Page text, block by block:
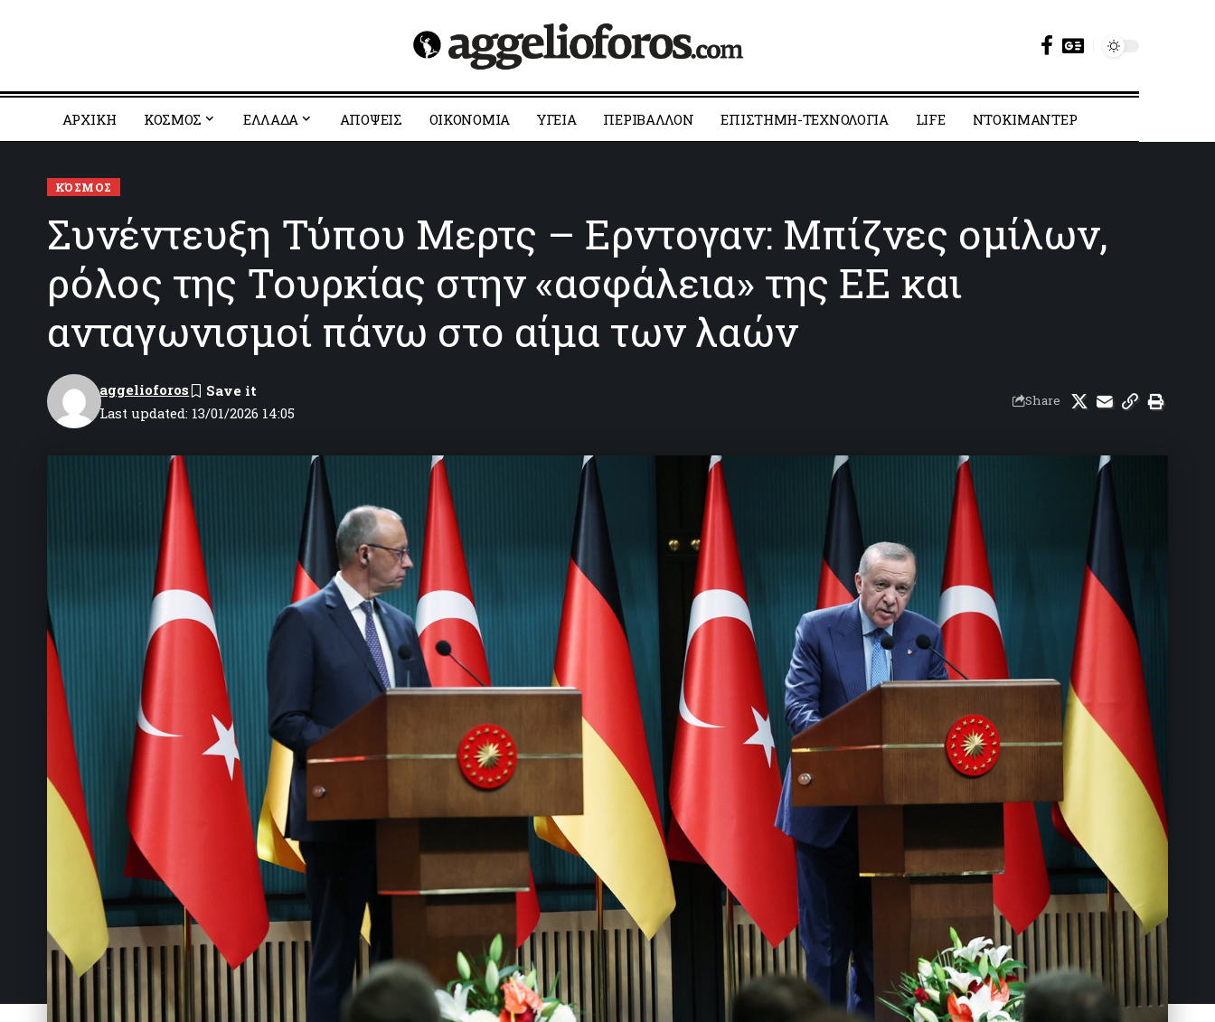
ΑΡΧΙΚΗ ΚΟΣΜΟΣ EΛΛΑΔΑ ΑΠΟΨΕΙΣ ΟΙΚΟΝΟΜΙΑ YΓΕΙΑ ΠΕΡΙΒΑΛΛΟΝ ΕΠΙΣΤΗΜΗ-ΤΕΧΝΟΛΟΓΙΑ LIFE ΝΤΟΚΙΜΑΝΤΕΡ
ΚΌΣΜΟΣ
Συνέντευξη Τύπου Μερτς – Ερντογαν: Μπίζνες ομίλων,
ρόλος της Τουρκίας στην «ασφάλεια» της ΕΕ και
ανταγωνισμοί πάνω στο αίμα των λαών
Last updated: 13/01/2026 14:05
aggelioforos
Share